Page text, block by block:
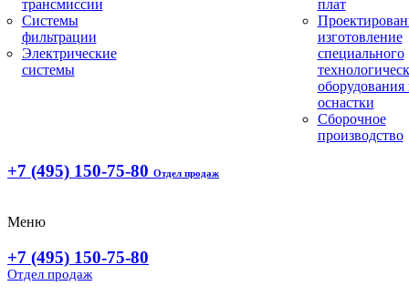
трансмиссии
Системы
фильтрации
Электрические
системы
плат
изготовление
специального
оборудования
оснастки
Сборочное
производство
+7 (495) 150-75-80 Отдел продаж
Меню
+7 (495) 150-75-80
Отдел продаж